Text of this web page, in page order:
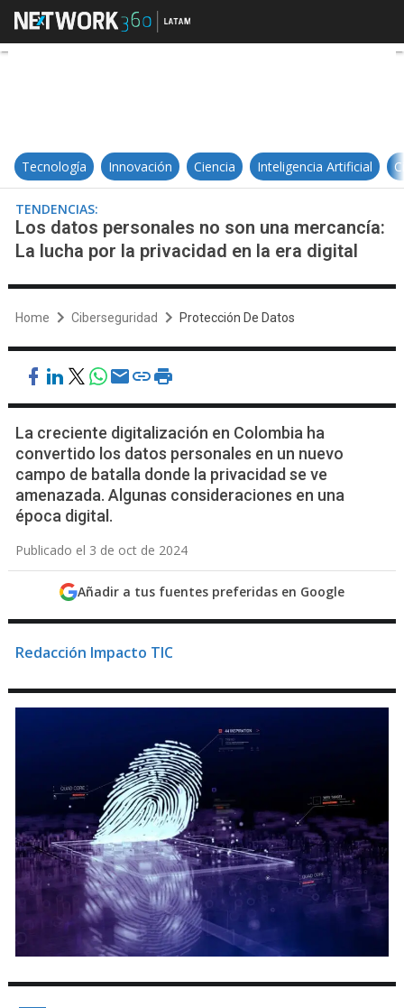
Los datos personales no son
Tecnología Innovación Ciencia Inteligencia Artificial
TENDENCIAS:
Los datos personales no son una mercancía:
La lucha por la privacidad en la era digital
Home Ciberseguridad Protección De Datos
La creciente digitalización en Colombia ha
convertido los datos personales en un nuevo
campo de batalla donde la privacidad se ve
amenazada. Algunas consideraciones en una
época digital.
Publicado el 3 de oct de 2024
Añadir a tus fuentes preferidas en Google
Redacción Impacto TIC